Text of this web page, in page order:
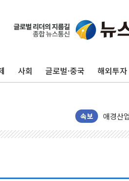
사회 글로벌·중국 해외투자
속보
카카오
풀무원
중기부,
[브라질
카드
제나벨,